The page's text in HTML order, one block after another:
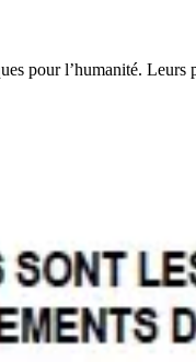
pour l’humanité.